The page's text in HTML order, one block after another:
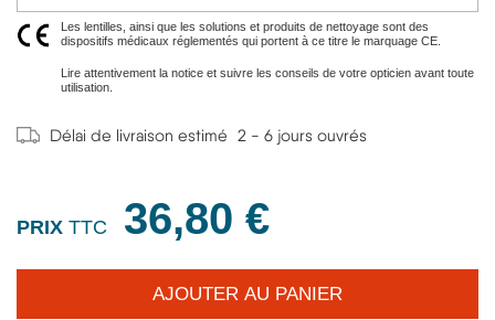
Les lentilles, ainsi que les solutions et produits de nettoyage sont des
dispositifs médicaux réglementés qui portent à ce titre le marquage CE.
Lire attentivement la notice et suivre les conseils de votre opticien avant toute
utilisation.
Délai de livraison estimé 2 - 6 jours ouvrés
PRIX TTC 36,80 €